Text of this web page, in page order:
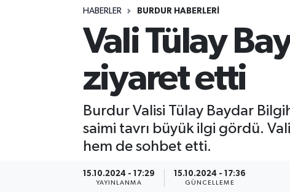
HABERLER BURDUR HABERLERİ
Vali Tülay
ziyaret etti
Burdur Valisi Tülay Baydar
saimi tavrı büyük ilgi gördü.
hem de sohbet etti.
15.10.2024 - 17:29
YAYINLANMA
15.10.2024 - 17:36
GÜNCELLEME